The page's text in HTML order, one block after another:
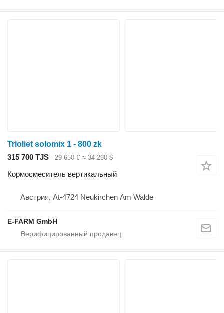
Trioliet solomix 1 - 800 zk
315 700 TJS
29 650 € ≈ 34 260 $
Кормосмеситель вертикальный
Австрия, At-4724 Neukirchen Am Walde
E-FARM GmbH